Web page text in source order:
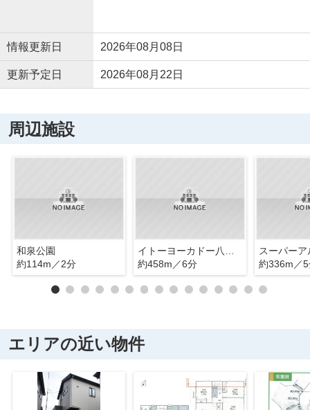
情報更新日 2026年08月08日
更新予定日 2026年08月22日
周辺施設
和泉公園
約114m／2分
約458m／6分
約336m／
エリアの近い物件